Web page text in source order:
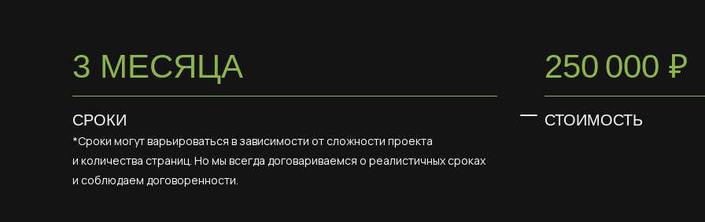
3 МЕСЯЦА
СРОКИ
*Сроки могут варьироваться в зависимости от сложности проекта
и количества страниц. Но мы всегда договариваемся о реалистичных сроках
и соблюдаем договоренности.
250 000 ₽
СТОИМОСТЬ